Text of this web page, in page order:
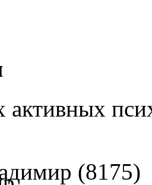
(8175)